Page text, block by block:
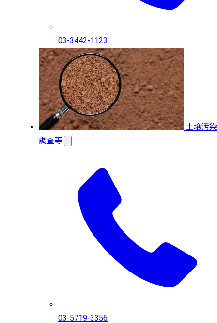
03-3442-1123
土壌汚染
調査等
03-5719-3356